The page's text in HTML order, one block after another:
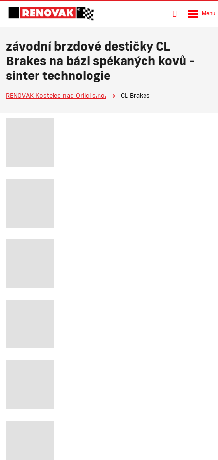
Vyhledávání
závodní brzdové destičky CL
Brakes na bázi spékaných kovů -
sinter technologie
RENOVAK Kostelec nad Orlicí s.r.o. CL Brakes